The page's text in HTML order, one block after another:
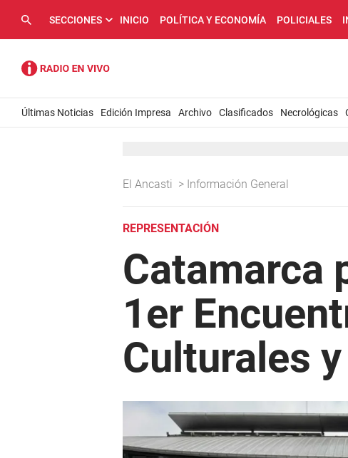
SECCIONES INICIO POLÍTICA Y ECONOMÍA POLICIALES
Últimas Noticias Edición Impresa Archivo Clasificados Necrológicas
El Ancasti > Información General
REPRESENTACIÓN
Catamarca
1er
Culturales